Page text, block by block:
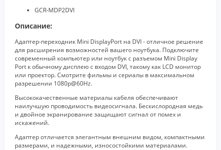
GCR-MDP2DVI
Описание:
Адаптер-переходник Mini DisplayPort на DVI - отличное решение
для расширения возможностей вашего ноутбука. Подключите
современный компьютер или ноутбук с разъемом Mini Display
Port к обычному дисплею с входом DVI, такому как LCD монитор
или проектор. Смотрите фильмы и сериалы в максимальном
разрешении 1080p@60Hz.
Высококачественные материалы кабеля обеспечивают
наилучшую проводимость видеосигнала. Бескислородная медь
и двойное экранирование защищают сигнал от помех и
искажений.
Адаптер отличается элегантным внешним видом, компактными
размерами, и надежными, износостойкими материалами.